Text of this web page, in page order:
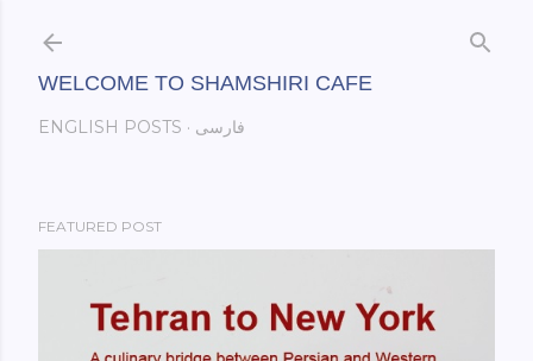
WELCOME TO SHAMSHIRI CAFE
ENGLISH POSTS فارسی
FEATURED POST